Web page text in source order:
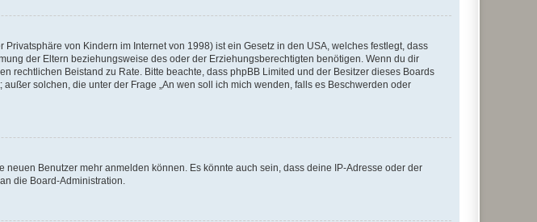
von Kindern im Internet von 1998) ist ein Gesetz in den USA, welches festlegt, dass
der Eltern beziehungsweise des oder der Erziehungsberechtigten benötigen. Wenn du dir
rechtlichen Beistand zu Rate. Bitte beachte, dass phpBB Limited und der Besitzer dieses Boards
solchen, die unter der Frage „An wen soll ich mich wenden, falls es Beschwerden oder
Benutzer mehr anmelden können. Es könnte auch sein, dass deine IP-Adresse oder der
die Board-Administration.